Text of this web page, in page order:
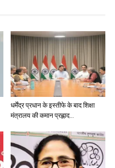
धर्मेंद्र प्रधान के इस्तीफे के बाद शिक्षा
मंत्रालय की कमान प्रह्लाद...